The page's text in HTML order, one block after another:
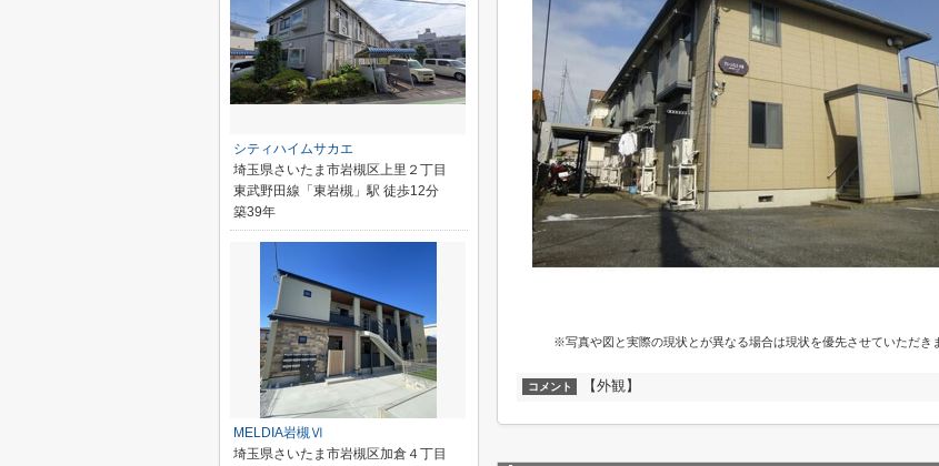
※写真や図と実際の現状とが異なる場合は現状を優先させていただき
コメント 【外観】
シティハイムサカエ
埼玉県さいたま市岩槻区上里２丁目
東武野田線「東岩槻」駅 徒歩12分
築39年
MELDIA岩槻Ⅵ
埼玉県さいたま市岩槻区加倉４丁目